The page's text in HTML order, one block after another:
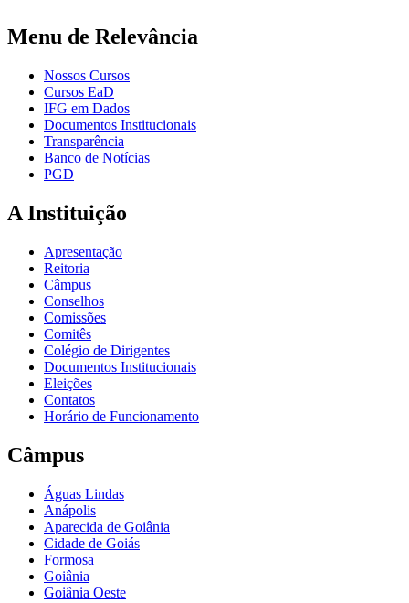
Menu de Relevância
Nossos Cursos
Cursos EaD
IFG em Dados
Documentos Institucionais
Transparência
Banco de Notícias
PGD
A Instituição
Apresentação
Reitoria
Câmpus
Conselhos
Comissões
Comitês
Colégio de Dirigentes
Documentos Institucionais
Eleições
Contatos
Horário de Funcionamento
Câmpus
Águas Lindas
Anápolis
Aparecida de Goiânia
Cidade de Goiás
Formosa
Goiânia
Goiânia Oeste